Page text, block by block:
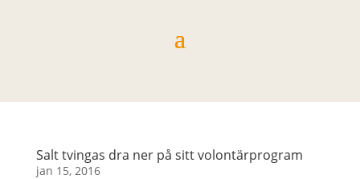
Salt tvingas dra ner på sitt volontärprogram
jan 15, 2016